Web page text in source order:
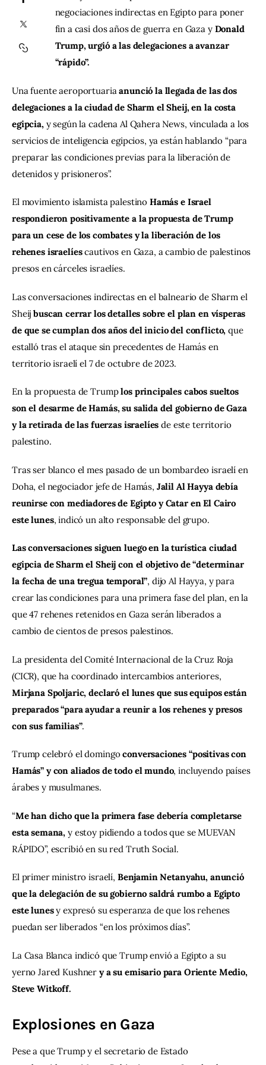
Contacto
negociaciones indirectas en Egipto para poner
fin a casi dos años de guerra en Gaza y Donald
Trump, urgió a las delegaciones a avanzar
“rápido”.
Una fuente aeroportuaria anunció la llegada de las dos
delegaciones a la ciudad de Sharm el Sheij, en la costa
egipcia, y según la cadena Al Qahera News, vinculada a los
servicios de inteligencia egipcios, ya están hablando “para
preparar las condiciones previas para la liberación de
detenidos y prisioneros”.
El movimiento islamista palestino Hamás e Israel
respondieron positivamente a la propuesta de Trump
para un cese de los combates y la liberación de los
rehenes israelíes cautivos en Gaza, a cambio de palestinos
presos en cárceles israelíes.
Las conversaciones indirectas en el balneario de Sharm el
Sheij buscan cerrar los detalles sobre el plan en vísperas
de que se cumplan dos años del inicio del conflicto, que
estalló tras el ataque sin precedentes de Hamás en
territorio israelí el 7 de octubre de 2023.
En la propuesta de Trump los principales cabos sueltos
son el desarme de Hamás, su salida del gobierno de Gaza
y la retirada de las fuerzas israelíes de este territorio
palestino.
Tras ser blanco el mes pasado de un bombardeo israelí en
Doha, el negociador jefe de Hamás, Jalil Al Hayya debía
reunirse con mediadores de Egipto y Catar en El Cairo
este lunes, indicó un alto responsable del grupo.
Las conversaciones siguen luego en la turística ciudad
egipcia de Sharm el Sheij con el objetivo de “determinar
la fecha de una tregua temporal”, dijo Al Hayya, y para
crear las condiciones para una primera fase del plan, en la
que 47 rehenes retenidos en Gaza serán liberados a
cambio de cientos de presos palestinos.
La presidenta del Comité Internacional de la Cruz Roja
(CICR), que ha coordinado intercambios anteriores,
Mirjana Spoljaric, declaró el lunes que sus equipos están
preparados “para ayudar a reunir a los rehenes y presos
con sus familias”.
Trump celebró el domingo conversaciones “positivas con
Hamás” y con aliados de todo el mundo, incluyendo países
árabes y musulmanes.
“Me han dicho que la primera fase debería completarse
esta semana, y estoy pidiendo a todos que se MUEVAN
RÁPIDO”, escribió en su red Truth Social.
El primer ministro israelí, Benjamin Netanyahu, anunció
que la delegación de su gobierno saldrá rumbo a Egipto
este lunes y expresó su esperanza de que los rehenes
puedan ser liberados “en los próximos días”.
La Casa Blanca indicó que Trump envió a Egipto a su
yerno Jared Kushner y a su emisario para Oriente Medio,
Steve Witkoff.
Explosiones en Gaza
Pese a que Trump y el secretario de Estado